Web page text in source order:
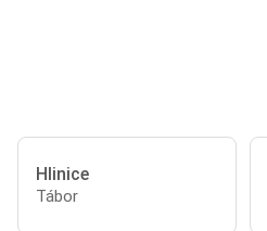
Hlinice
Tábor